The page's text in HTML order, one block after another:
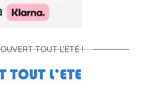
OUVERT TOUT L’ÉTÉ !